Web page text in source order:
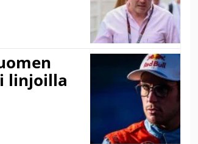
linjoilla